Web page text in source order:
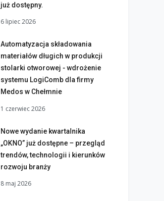
już dostępny.
6 lipiec 2026
Automatyzacja składowania
materiałów długich w produkcji
stolarki otworowej - wdrożenie
systemu LogiComb dla firmy
Medos w Chełmnie
1 czerwiec 2026
Nowe wydanie kwartalnika
„OKNO” już dostępne – przegląd
trendów, technologii i kierunków
rozwoju branży
8 maj 2026